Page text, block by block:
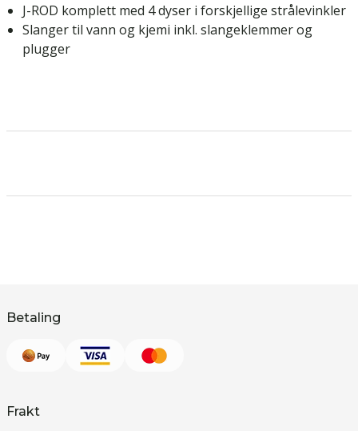
J-ROD komplett med 4 dyser i forskjellige strålevinkler
Slanger til vann og kjemi inkl. slangeklemmer og
plugger
Betaling
Frakt